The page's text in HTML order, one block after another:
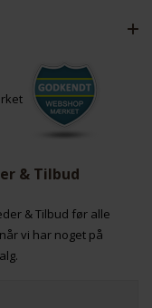
& Tilbud
& Tilbud før alle
vi har noget på